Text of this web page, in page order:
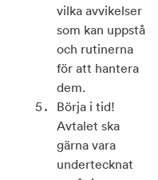
vilka avvikelser
som kan uppstå
och rutinerna
för att hantera
dem.
Börja i tid!
Avtalet ska
gärna vara
undertecknat